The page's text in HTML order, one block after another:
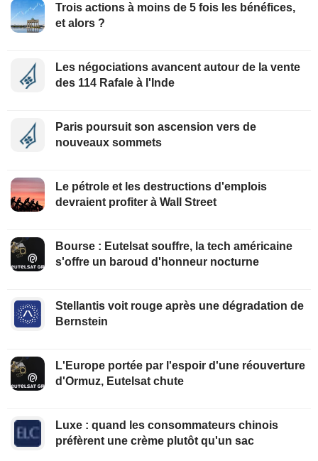
Trois actions à moins de 5 fois les bénéfices,
et alors ?
Les négociations avancent autour de la vente
des 114 Rafale à l'Inde
Paris poursuit son ascension vers de
nouveaux sommets
Le pétrole et les destructions d'emplois
devraient profiter à Wall Street
Bourse : Eutelsat souffre, la tech américaine
s'offre un baroud d'honneur nocturne
Stellantis voit rouge après une dégradation de
Bernstein
L'Europe portée par l'espoir d'une réouverture
d'Ormuz, Eutelsat chute
Luxe : quand les consommateurs chinois
préfèrent une crème plutôt qu'un sac